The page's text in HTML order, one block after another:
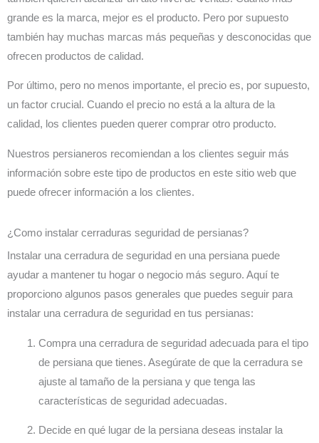
grande es la marca, mejor es el producto. Pero por supuesto
también hay muchas marcas más pequeñas y desconocidas que
ofrecen productos de calidad.
Por último, pero no menos importante, el precio es, por supuesto,
un factor crucial. Cuando el precio no está a la altura de la
calidad, los clientes pueden querer comprar otro producto.
Nuestros persianeros recomiendan a los clientes seguir más
información sobre este tipo de productos en este sitio web que
puede ofrecer información a los clientes.
¿Como instalar cerraduras seguridad de persianas?
Instalar una cerradura de seguridad en una persiana puede
ayudar a mantener tu hogar o negocio más seguro. Aquí te
proporciono algunos pasos generales que puedes seguir para
instalar una cerradura de seguridad en tus persianas:
Compra una cerradura de seguridad adecuada para el tipo
de persiana que tienes. Asegúrate de que la cerradura se
ajuste al tamaño de la persiana y que tenga las
características de seguridad adecuadas.
Decide en qué lugar de la persiana deseas instalar la